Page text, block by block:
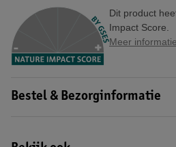
Dit product
Impact Score.
Meer informatie
Bestel & Bezorginformatie